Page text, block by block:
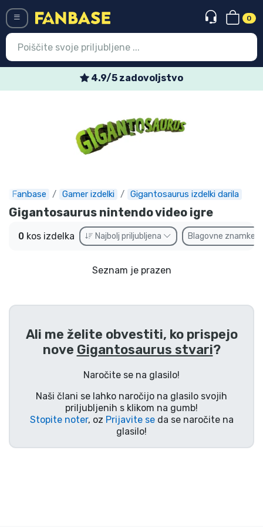
0
4.9/5 zadovoljstvo
Fanbase Gamer izdelki Gigantosaurus izdelki darila
Gigantosaurus nintendo video igre
0 kos izdelka Najbolj priljubljena Blagovne znamke
Seznam je prazen
Ali me želite obvestiti, ko prispejo
nove Gigantosaurus stvari?
Naročite se na glasilo!
Naši člani se lahko naročijo na glasilo svojih
priljubljenih s klikom na gumb!
Stopite noter, oz Prijavite seda se naročite na
glasilo!
Najnovejsi izdelki
Ekspresna dostava
Prednaročila
Outlet izdelki
Dostava in plačilo
Tv serijske izdelki
Filmske izdelki
Risani izdelki
Anime izdelki